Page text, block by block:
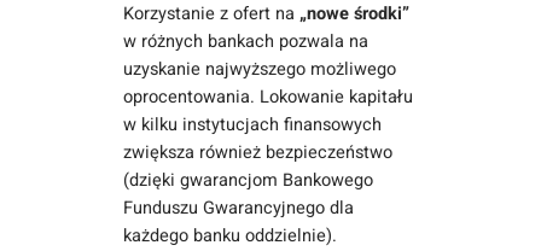
Korzystanie z ofert na „nowe środki”
w różnych bankach pozwala na
uzyskanie najwyższego możliwego
oprocentowania. Lokowanie kapitału
w kilku instytucjach finansowych
zwiększa również bezpieczeństwo
(dzięki gwarancjom Bankowego
Funduszu Gwarancyjnego dla
każdego banku oddzielnie).